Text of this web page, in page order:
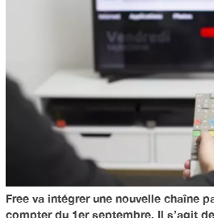
Free va intégrer une nouvelle chaîne
compter du 1er septembre. Il s’agit